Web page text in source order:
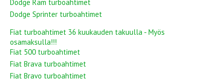
Dodge Ram turboahtimet
Dodge Sprinter turboahtimet
Fiat turboahtimet 36 kuukauden takuulla - Myös
osamaksulla!!!
Fiat 500 turboahtimet
Fiat Brava turboahtimet
Fiat Bravo turboahtimet